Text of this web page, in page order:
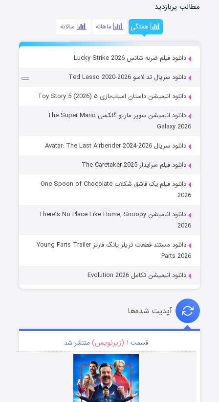
مطالب پربازدید
هفتگی ماهانه سالانه
دانلود فیلم ضربه شانس Lucky Strike 2026
دانلود سریال تد لاسو Ted Lasso 2020-2026
دانلود انیمیشن داستان اسباب‌بازی ۵ Toy Story 5 (2026)
دانلود انیمیشن سوپر ماریو گلکسی The Super Mario
Galaxy 2026
دانلود سریال Avatar: The Last Airbender 2024-2026
دانلود فیلم سرایدار The Caretaker 2025
دانلود فیلم یک قاشق شکلات One Spoon of Chocolate
2026
دانلود انیمیشن There’s No Place Like Home, Snoopy
2026
دانلود مستند قطعات تریلر یانگ فارتز Young Farts Trailer
Parts 2026
دانلود انیمیشن تکامل Evolution 2026
آپدیت شده‌ها
قسمت ۱ (زیرنویس) منتشر شد